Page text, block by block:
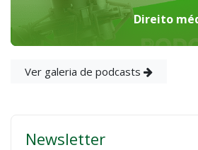
Direito
Ver galeria de podcasts
Newsletter